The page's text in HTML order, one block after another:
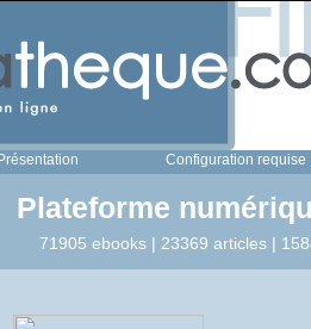
Configuration requise
Plateforme
71905 ebooks | 23369 articles |